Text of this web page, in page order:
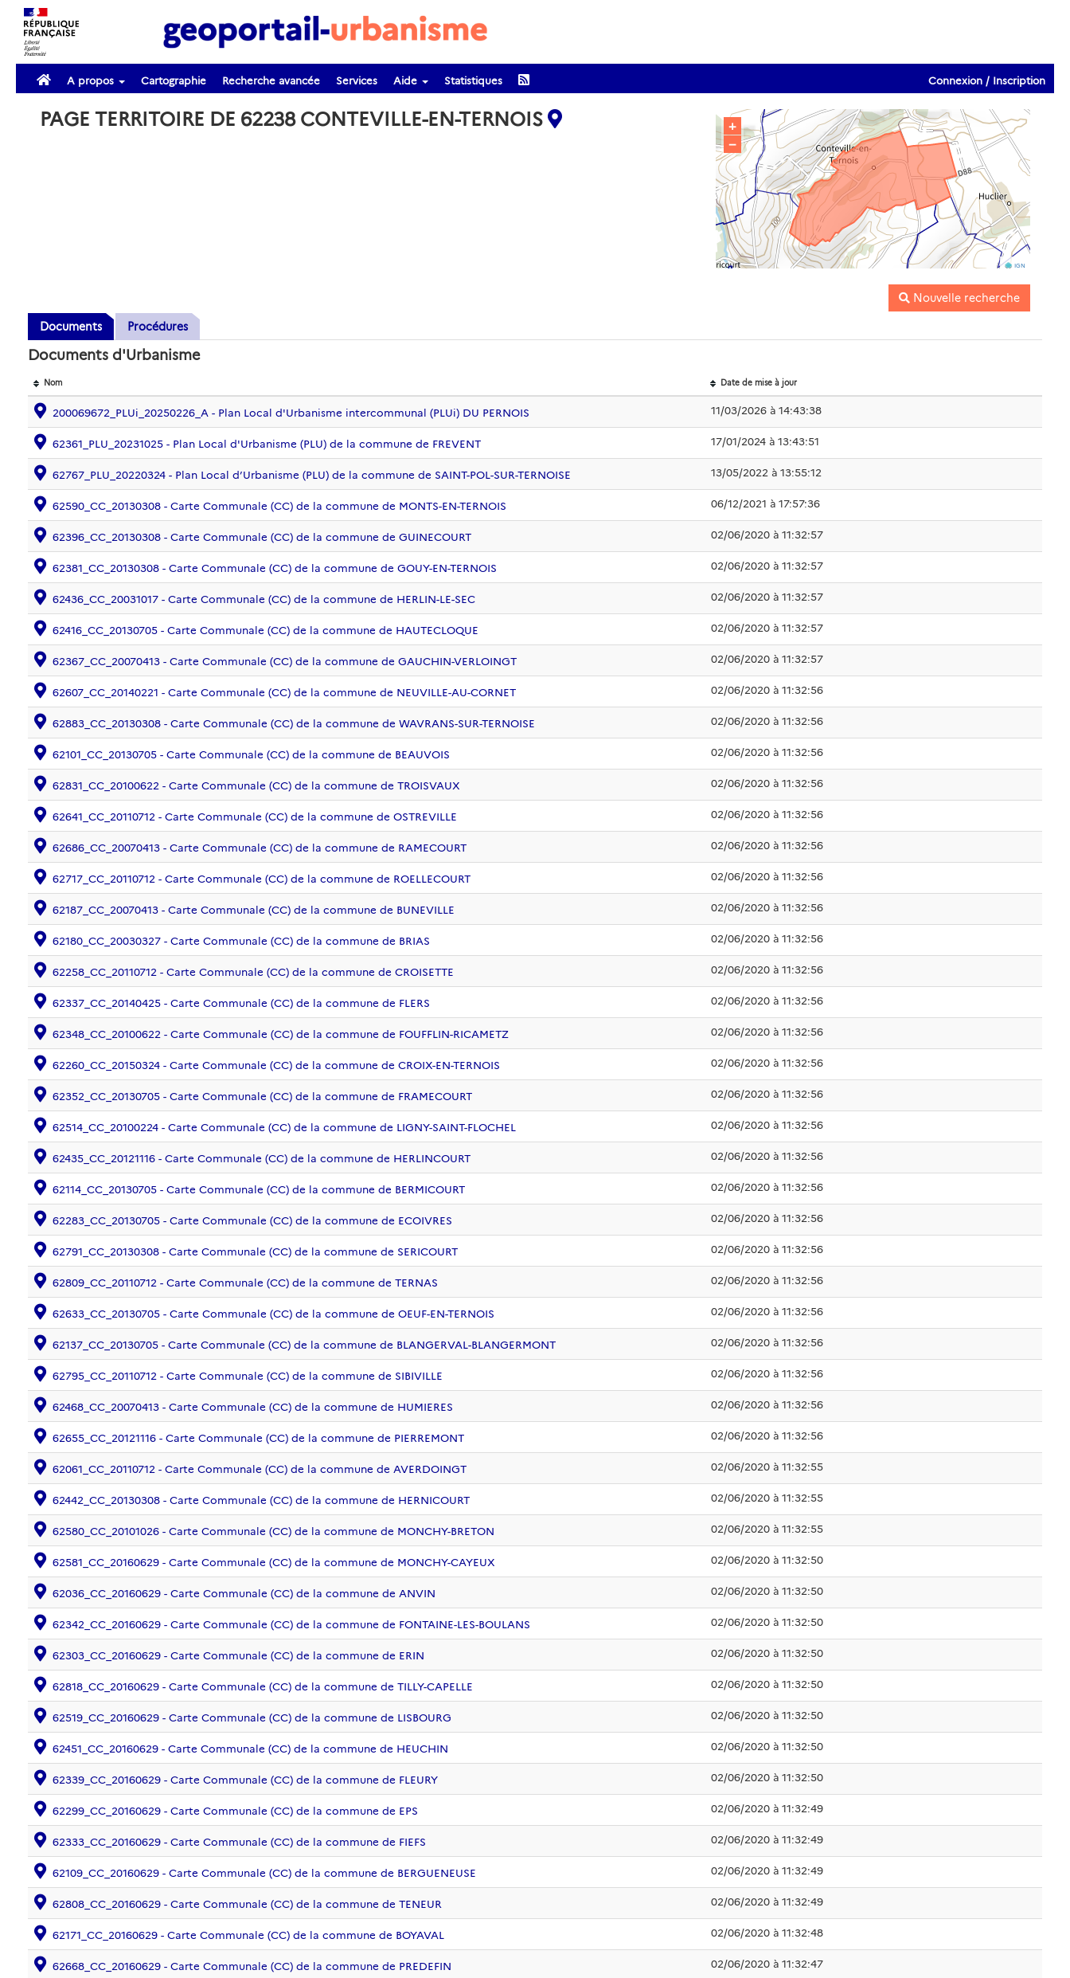
A propos Cartographie Recherche avancée Services Aide Statistiques Connexion / Inscription
PAGE TERRITOIRE DE 62238 CONTEVILLE-EN-TERNOIS
+
−
IGN
Nouvelle recherche
Documents
Procédures
Documents d'Urbanisme
Nom Date de mise à jour
200069672_PLUi_20250226_A - Plan Local d'Urbanisme intercommunal (PLUi) DU PERNOIS 11/03/2026 à 14:43:38
62361_PLU_20231025 - Plan Local d'Urbanisme (PLU) de la commune de FREVENT 17/01/2024 à 13:43:51
62767_PLU_20220324 - Plan Local d’Urbanisme (PLU) de la commune de SAINT-POL-SUR-TERNOISE 13/05/2022 à 13:55:12
62590_CC_20130308 - Carte Communale (CC) de la commune de MONTS-EN-TERNOIS 06/12/2021 à 17:57:36
62396_CC_20130308 - Carte Communale (CC) de la commune de GUINECOURT 02/06/2020 à 11:32:57
62381_CC_20130308 - Carte Communale (CC) de la commune de GOUY-EN-TERNOIS 02/06/2020 à 11:32:57
62436_CC_20031017 - Carte Communale (CC) de la commune de HERLIN-LE-SEC 02/06/2020 à 11:32:57
62416_CC_20130705 - Carte Communale (CC) de la commune de HAUTECLOQUE 02/06/2020 à 11:32:57
62367_CC_20070413 - Carte Communale (CC) de la commune de GAUCHIN-VERLOINGT 02/06/2020 à 11:32:57
62607_CC_20140221 - Carte Communale (CC) de la commune de NEUVILLE-AU-CORNET 02/06/2020 à 11:32:56
62883_CC_20130308 - Carte Communale (CC) de la commune de WAVRANS-SUR-TERNOISE 02/06/2020 à 11:32:56
62101_CC_20130705 - Carte Communale (CC) de la commune de BEAUVOIS 02/06/2020 à 11:32:56
62831_CC_20100622 - Carte Communale (CC) de la commune de TROISVAUX 02/06/2020 à 11:32:56
62641_CC_20110712 - Carte Communale (CC) de la commune de OSTREVILLE 02/06/2020 à 11:32:56
62686_CC_20070413 - Carte Communale (CC) de la commune de RAMECOURT 02/06/2020 à 11:32:56
62717_CC_20110712 - Carte Communale (CC) de la commune de ROELLECOURT 02/06/2020 à 11:32:56
62187_CC_20070413 - Carte Communale (CC) de la commune de BUNEVILLE 02/06/2020 à 11:32:56
62180_CC_20030327 - Carte Communale (CC) de la commune de BRIAS 02/06/2020 à 11:32:56
62258_CC_20110712 - Carte Communale (CC) de la commune de CROISETTE 02/06/2020 à 11:32:56
62337_CC_20140425 - Carte Communale (CC) de la commune de FLERS 02/06/2020 à 11:32:56
62348_CC_20100622 - Carte Communale (CC) de la commune de FOUFFLIN-RICAMETZ 02/06/2020 à 11:32:56
62260_CC_20150324 - Carte Communale (CC) de la commune de CROIX-EN-TERNOIS 02/06/2020 à 11:32:56
62352_CC_20130705 - Carte Communale (CC) de la commune de FRAMECOURT 02/06/2020 à 11:32:56
62514_CC_20100224 - Carte Communale (CC) de la commune de LIGNY-SAINT-FLOCHEL 02/06/2020 à 11:32:56
62435_CC_20121116 - Carte Communale (CC) de la commune de HERLINCOURT 02/06/2020 à 11:32:56
62114_CC_20130705 - Carte Communale (CC) de la commune de BERMICOURT 02/06/2020 à 11:32:56
62283_CC_20130705 - Carte Communale (CC) de la commune de ECOIVRES 02/06/2020 à 11:32:56
62791_CC_20130308 - Carte Communale (CC) de la commune de SERICOURT 02/06/2020 à 11:32:56
62809_CC_20110712 - Carte Communale (CC) de la commune de TERNAS 02/06/2020 à 11:32:56
62633_CC_20130705 - Carte Communale (CC) de la commune de OEUF-EN-TERNOIS 02/06/2020 à 11:32:56
62137_CC_20130705 - Carte Communale (CC) de la commune de BLANGERVAL-BLANGERMONT 02/06/2020 à 11:32:56
62795_CC_20110712 - Carte Communale (CC) de la commune de SIBIVILLE 02/06/2020 à 11:32:56
62468_CC_20070413 - Carte Communale (CC) de la commune de HUMIERES 02/06/2020 à 11:32:56
62655_CC_20121116 - Carte Communale (CC) de la commune de PIERREMONT 02/06/2020 à 11:32:56
62061_CC_20110712 - Carte Communale (CC) de la commune de AVERDOINGT 02/06/2020 à 11:32:55
62442_CC_20130308 - Carte Communale (CC) de la commune de HERNICOURT 02/06/2020 à 11:32:55
62580_CC_20101026 - Carte Communale (CC) de la commune de MONCHY-BRETON 02/06/2020 à 11:32:55
62581_CC_20160629 - Carte Communale (CC) de la commune de MONCHY-CAYEUX 02/06/2020 à 11:32:50
62036_CC_20160629 - Carte Communale (CC) de la commune de ANVIN 02/06/2020 à 11:32:50
62342_CC_20160629 - Carte Communale (CC) de la commune de FONTAINE-LES-BOULANS 02/06/2020 à 11:32:50
62303_CC_20160629 - Carte Communale (CC) de la commune de ERIN 02/06/2020 à 11:32:50
62818_CC_20160629 - Carte Communale (CC) de la commune de TILLY-CAPELLE 02/06/2020 à 11:32:50
62519_CC_20160629 - Carte Communale (CC) de la commune de LISBOURG 02/06/2020 à 11:32:50
62451_CC_20160629 - Carte Communale (CC) de la commune de HEUCHIN 02/06/2020 à 11:32:50
62339_CC_20160629 - Carte Communale (CC) de la commune de FLEURY 02/06/2020 à 11:32:50
62299_CC_20160629 - Carte Communale (CC) de la commune de EPS 02/06/2020 à 11:32:49
62333_CC_20160629 - Carte Communale (CC) de la commune de FIEFS 02/06/2020 à 11:32:49
62109_CC_20160629 - Carte Communale (CC) de la commune de BERGUENEUSE 02/06/2020 à 11:32:49
62808_CC_20160629 - Carte Communale (CC) de la commune de TENEUR 02/06/2020 à 11:32:49
62171_CC_20160629 - Carte Communale (CC) de la commune de BOYAVAL 02/06/2020 à 11:32:48
62668_CC_20160629 - Carte Communale (CC) de la commune de PREDEFIN 02/06/2020 à 11:32:47